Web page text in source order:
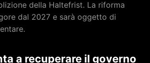
della Haltefrist. La riforma
dal 2027 e sarà oggetto di
a recuperare il governo